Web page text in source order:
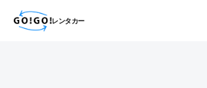
レンタカー